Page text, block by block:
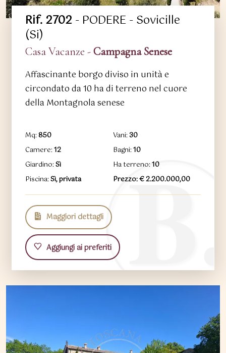
Rif. 2702- PODERE - Sovicille
(Si)
Casa Vacanze -Campagna Senese
Affascinante borgo diviso in unità e
circondato da 10 ha di terreno nel cuore
della Montagnola senese
Mq:850 Vani:30
Camere:12 Bagni:10
Giardino:Sì Ha terreno:10
Piscina:Sì, privata Prezzo: € 2.200.000,00
Maggiori dettagli
Aggiungi ai preferiti